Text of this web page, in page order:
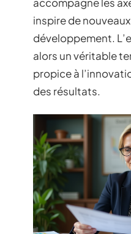
inspire de
développement.
alors un véritable
propice à
des résultats.